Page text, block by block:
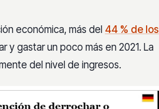
económica, más del 44 % de los
y gastar un poco más en 2021. La
del nivel de ingresos.